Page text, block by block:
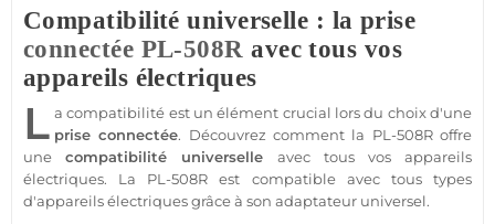
Compatibilité universelle : la prise
connectée PL-508R avec tous vos
appareils électriques
L a compatibilité est un élément crucial lors du choix d'une
priseconnectée. Découvrez comment la PL-508Roffre
unecompatibilité universelle avec tous vos appareils
électriques. La PL-508R est compatibleavec tous types
d'appareils électriques grâce à son adaptateur universel.